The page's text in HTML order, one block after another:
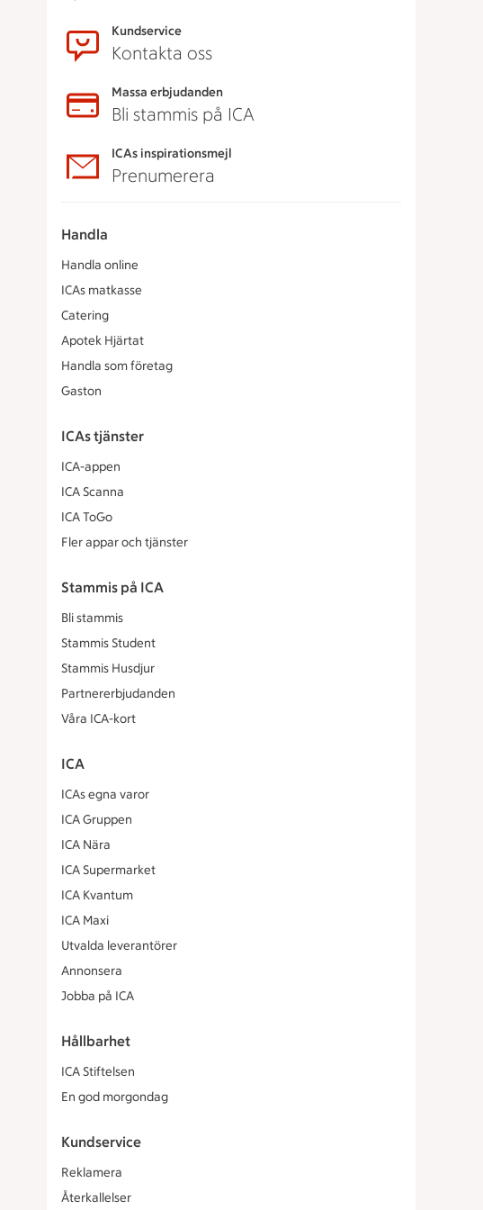
Kundservice
Kontakta oss
Massa erbjudanden
Bli stammis på ICA
ICAs inspirationsmejl
Prenumerera
Handla
Handla online
ICAs matkasse
Catering
Apotek Hjärtat
Handla som företag
Gaston
ICAs tjänster
ICA-appen
ICA Scanna
ICA ToGo
Fler appar och tjänster
Stammis på ICA
Bli stammis
Stammis Student
Stammis Husdjur
Partnererbjudanden
Våra ICA-kort
ICA
ICAs egna varor
ICA Gruppen
ICA Nära
ICA Supermarket
ICA Kvantum
ICA Maxi
Utvalda leverantörer
Annonsera
Jobba på ICA
Hållbarhet
ICA Stiftelsen
En god morgondag
Kundservice
Reklamera
Återkallelser